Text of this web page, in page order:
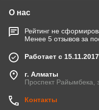
О нас
Рейтинг не
Менее 5 отзывов за
Работает с 15.11.2017
г. Алматы
Проспект Райымбека,
Контакты